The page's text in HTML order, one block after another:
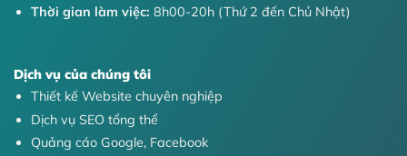
Thời gian làm việc: 8h00-20h (Thứ 2 đến Chủ Nhật)
Dịch vụ của chúng tôi
Thiết kế Website chuyên nghiệp
Dịch vụ SEO tổng thể
Quảng cáo Google, Facebook